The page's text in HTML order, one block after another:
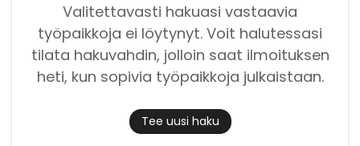
Valitettavasti hakuasi vastaavia
työpaikkoja ei löytynyt. Voit halutessasi
tilata hakuvahdin, jolloin saat ilmoituksen
heti, kun sopivia työpaikkoja julkaistaan.
Tee uusi haku